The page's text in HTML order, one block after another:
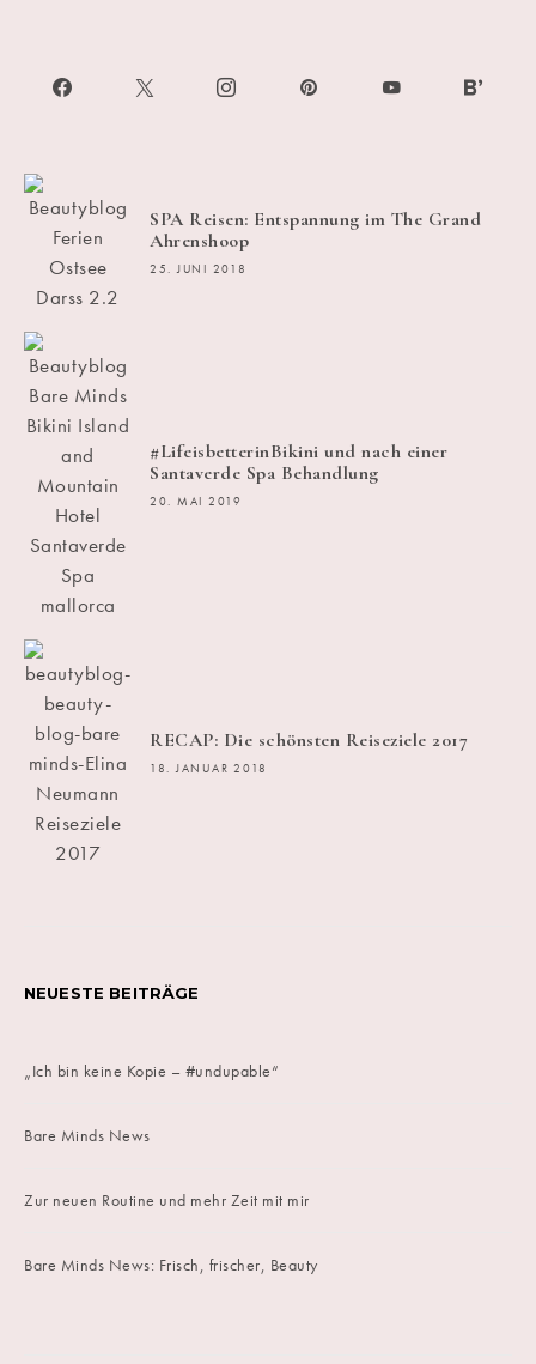
SPA Reisen: Entspannung im The Grand
Ahrenshoop
25. JUNI 2018
#LifeisbetterinBikini und nach einer
Santaverde Spa Behandlung
20. MAI 2019
RECAP: Die schönsten Reiseziele 2017
18. JANUAR 2018
NEUESTE BEITRÄGE
„Ich bin keine Kopie – #undupable“
Bare Minds News
Zur neuen Routine und mehr Zeit mit mir
Bare Minds News: Frisch, frischer, Beauty